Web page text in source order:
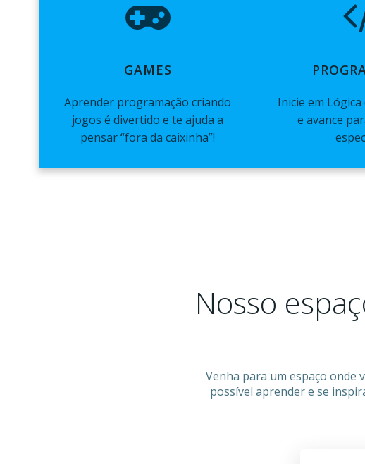
GAMES
Aprender programação criando
jogos é divertido e te ajuda a
pensar “fora da caixinha”!
Inicie em
e avance
Nosso
Venha para um espaço onde
possível aprender e se